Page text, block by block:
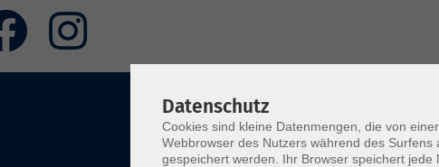
Datenschutz
Cookies sind kleine Datenmengen, die von
Webbrowser des Nutzers während des
gespeichert werden. Ihr Browser speichert jede